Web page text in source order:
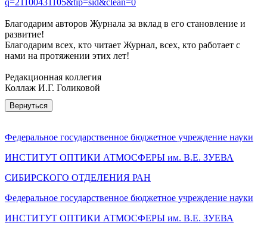
Благодарим авторов Журнала за вклад в его становление и
развитие!
Благодарим всех, кто читает Журнал, всех, кто работает с
нами на протяжении этих лет!
Редакционная коллегия
Коллаж И.Г. Голиковой
Вернуться
Федеральное государственное бюджетное учреждение науки
ИНСТИТУТ ОПТИКИ АТМОСФЕРЫ им. В.Е. ЗУЕВА
СИБИРСКОГО ОТДЕЛЕНИЯ РАН
Федеральное государственное бюджетное учреждение науки
ИНСТИТУТ ОПТИКИ АТМОСФЕРЫ им. В.Е. ЗУЕВА